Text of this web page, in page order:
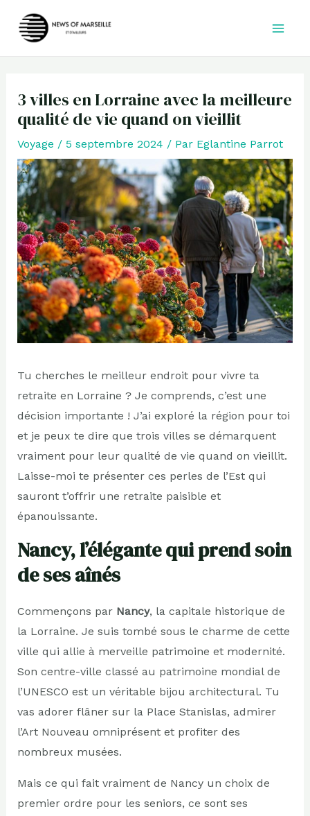
3 villes en Lorraine avec la meilleure
qualité de vie quand on vieillit
Voyage / 5 septembre 2024 / Par Eglantine Parrot
Tu cherches le meilleur endroit pour vivre ta
retraite en Lorraine ? Je comprends, c’est une
décision importante ! J’ai exploré la région pour toi
et je peux te dire que trois villes se démarquent
vraiment pour leur qualité de vie quand on vieillit.
Laisse-moi te présenter ces perles de l’Est qui
sauront t’offrir une retraite paisible et
épanouissante.
Nancy, l’élégante qui prend soin
de ses aînés
Commençons par Nancy, la capitale historique de
la Lorraine. Je suis tombé sous le charme de cette
ville qui allie à merveille patrimoine et modernité.
Son centre-ville classé au patrimoine mondial de
l’UNESCO est un véritable bijou architectural. Tu
vas adorer flâner sur la Place Stanislas, admirer
l’Art Nouveau omniprésent et profiter des
nombreux musées.
Mais ce qui fait vraiment de Nancy un choix de
premier ordre pour les seniors, ce sont ses